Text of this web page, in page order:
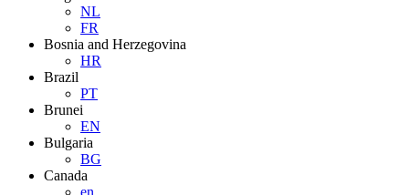
NL
FR
Bosnia and Herzegovina
HR
Brazil
PT
Brunei
EN
Bulgaria
BG
Canada
en